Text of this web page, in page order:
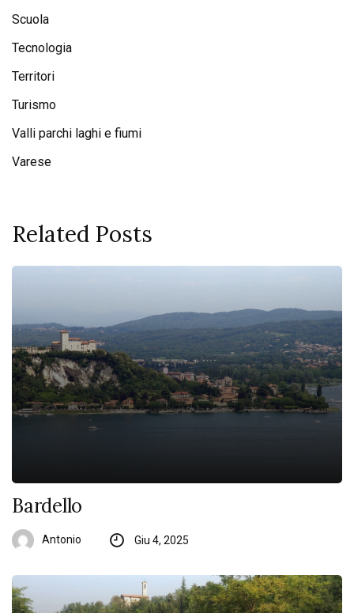
Scuola
Tecnologia
Territori
Turismo
Valli parchi laghi e fiumi
Varese
Related Posts
Bardello
Antonio Giu 4, 2025